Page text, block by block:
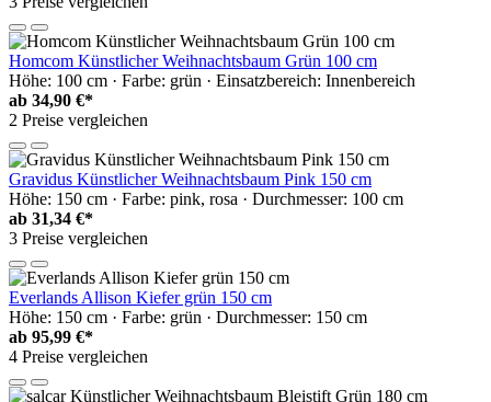
Homcom Künstlicher Weihnachtsbaum Grün 100 cm
Höhe: 100 cm · Farbe: grün · Einsatzbereich: Innenbereich
ab 34,90 €*
2 Preise vergleichen
Gravidus Künstlicher Weihnachtsbaum Pink 150 cm
Höhe: 150 cm · Farbe: pink, rosa · Durchmesser: 100 cm
ab 31,34 €*
3 Preise vergleichen
Everlands Allison Kiefer grün 150 cm
Höhe: 150 cm · Farbe: grün · Durchmesser: 150 cm
ab 95,99 €*
4 Preise vergleichen